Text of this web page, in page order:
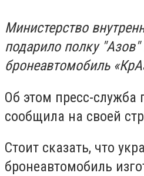
Министерство
подарило полку
бронеавтомобиль
Об этом пресс-служба
сообщила на своей
Стоит сказать, что
бронеавтомобиль